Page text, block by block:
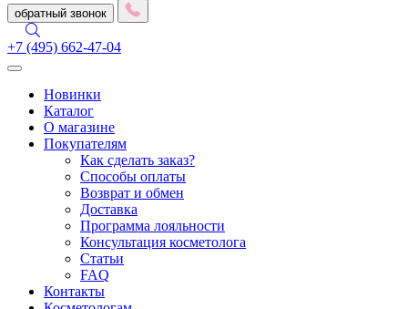
обратный звонок
+7 (495) 662-47-04
Toggle
navigationНовинки
Каталог
О магазине
Покупателям
Как сделать заказ?
Способы оплаты
Возврат и обмен
Доставка
Программа лояльности
Консультация косметолога
Статьи
FAQ
Контакты